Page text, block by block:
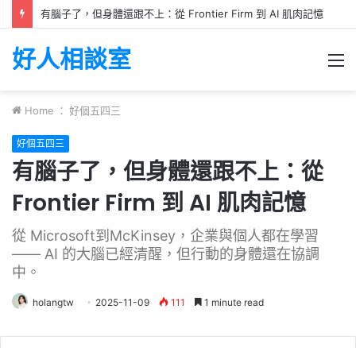
有腦子了，但身體還跟不上：從 Frontier Firm 到 AI 肌肉記憶
好人相談室
Home ： 好個五四三
好個五四三
有腦子了，但身體還跟不上：從
Frontier Firm 到 AI 肌肉記憶
從 Microsoft到McKinsey，企業與個人都在學習
—— AI 的大腦已經清醒，但行動的身體還在協調
中。
holangtw 2025-11-09 111 1 minute read